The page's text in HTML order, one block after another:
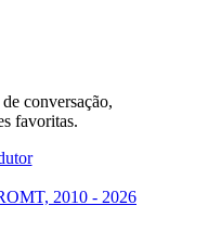
conversação,
favoritas.
2010 - 2026